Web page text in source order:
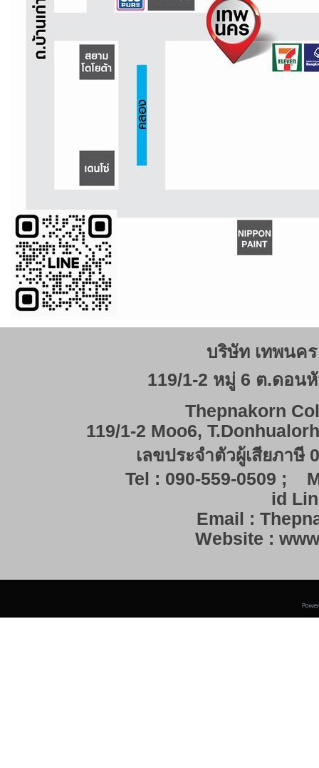
บริษัท เทพนค
119/1-2 หมู่ 6 ต.ดอน
Thepnakorn
119/1-2 Moo6,
เลขประจำตัวผู้เสียภาษี
Tel : 090-559-0509 ;
id
Email :
Website :